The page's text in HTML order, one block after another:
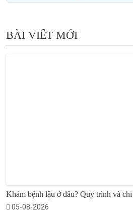
BÀI VIẾT MỚI
Khám bệnh lậu ở đâu? Quy trình và
05-08-2026